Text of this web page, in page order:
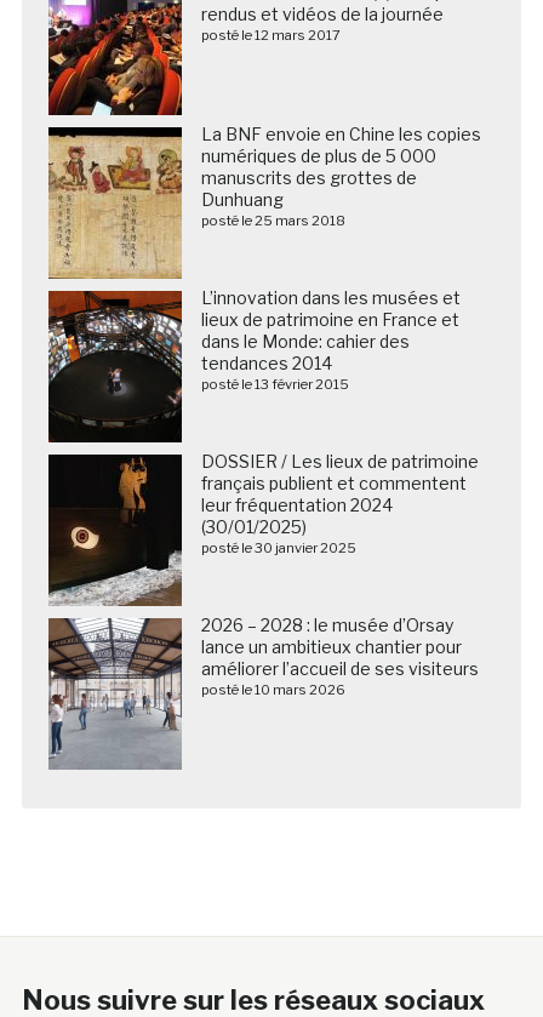
rendus et vidéos de la journée
posté le 12 mars 2017
La BNF envoie en Chine les copies
numériques de plus de 5 000
manuscrits des grottes de
Dunhuang
posté le 25 mars 2018
L’innovation dans les musées et
lieux de patrimoine en France et
dans le Monde: cahier des
tendances 2014
posté le 13 février 2015
DOSSIER / Les lieux de patrimoine
français publient et commentent
leur fréquentation 2024
(30/01/2025)
posté le 30 janvier 2025
2026 – 2028 : le musée d’Orsay
lance un ambitieux chantier pour
améliorer l’accueil de ses visiteurs
posté le 10 mars 2026
Nous suivre sur les réseaux sociaux